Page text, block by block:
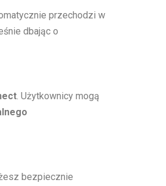
przechodzi w
dbając o
. Użytkownicy mogą
bezpiecznie